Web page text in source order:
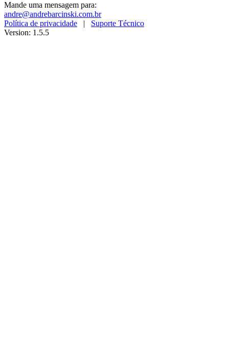
Mande uma mensagem para:
andre@andrebarcinski.com.br
Política de privacidade | Suporte Técnico
Version: 1.5.5